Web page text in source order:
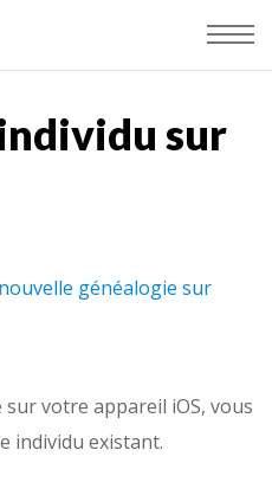
sur
généalogie sur
votre appareil iOS, vous
individu existant.